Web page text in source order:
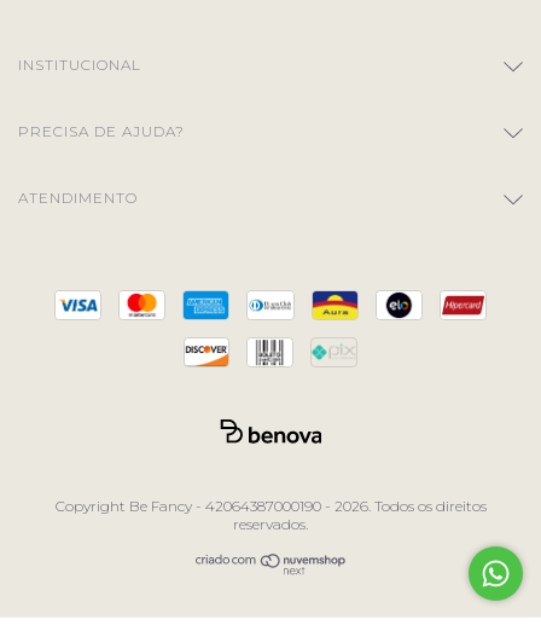
INSTITUCIONAL
PRECISA DE AJUDA?
ATENDIMENTO
Copyright Be Fancy - 42064387000190 - 2026. Todos os direitos
reservados.